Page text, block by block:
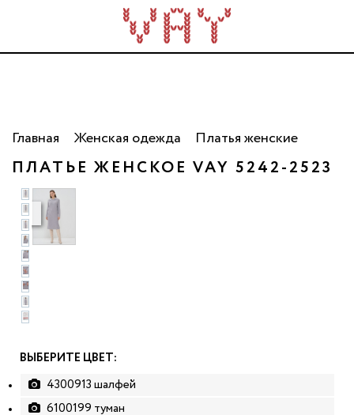
Трикотаж для всей семьи. Сделано в России. Опт
от 5 000 рублей.
Главная Женская одежда Платья женские
ПЛАТЬЕ ЖЕНСКОЕ VAY 5242-2523
ВЫБЕРИТЕ ЦВЕТ:
4300913 шалфей
6100199 туман